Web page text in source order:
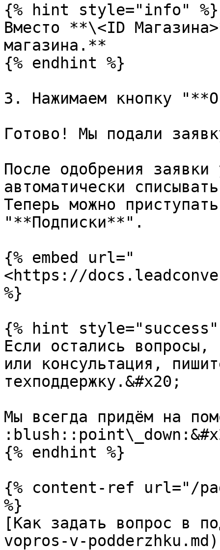
{% hint style="info" %}
Вместо **\<ID
магазина.**
{% endhint %}
3. Нажимаем кнопку
Готово! Мы подали
После одобрения
автоматически
Теперь можно
"**Подписки**".
{% embed url="
<https://
%}
{% hint style="success"
Если остались вопросы,
или консультация,
техподдержку.&#x20;
Мы всегда придём на
{% endhint %}
{% content-ref url="/
%}
[Как задать вопрос в
vopros-v-podderzhku.md)